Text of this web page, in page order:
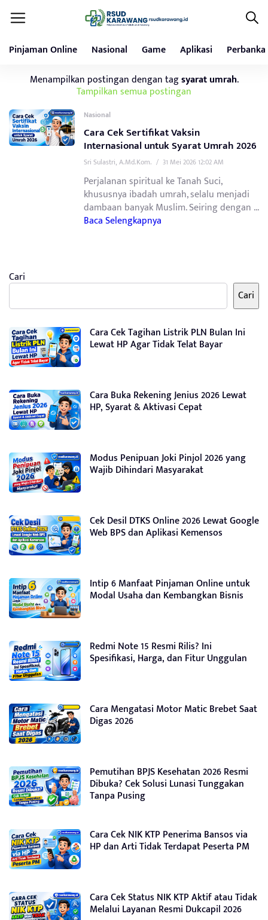
Pinjaman Online Nasional Game Aplikasi
Menampilkan postingan dengan tagsyarat umrah.
Tampilkan semua postingan
Nasional
Cara Cek Sertifikat Vaksin
Internasional untuk Syarat Umrah 2026
Sri Sulastri, A.Md.Kom. / 31 Mei 2026 12:02 AM
Perjalanan spiritual ke Tanah Suci,
khususnya ibadah umrah, selalu menjadi
dambaan banyak Muslim. Seiring dengan ...
Baca Selengkapnya
Cari
Cari
Cara Cek Tagihan Listrik PLN Bulan Ini
Lewat HP Agar Tidak Telat Bayar
Cara Buka Rekening Jenius 2026 Lewat
HP, Syarat & Aktivasi Cepat
Modus Penipuan Joki Pinjol 2026 yang
Wajib Dihindari Masyarakat
Cek Desil DTKS Online 2026 Lewat Google
Web BPS dan Aplikasi Kemensos
Intip 6 Manfaat Pinjaman Online untuk
Modal Usaha dan Kembangkan Bisnis
Redmi Note 15 Resmi Rilis? Ini
Spesifikasi, Harga, dan Fitur Unggulan
Cara Mengatasi Motor Matic Brebet Saat
Digas 2026
Pemutihan BPJS Kesehatan 2026 Resmi
Dibuka? Cek Solusi Lunasi Tunggakan
Tanpa Pusing
Cara Cek NIK KTP Penerima Bansos via
HP dan Arti Tidak Terdapat Peserta PM
Cara Cek Status NIK KTP Aktif atau Tidak
Melalui Layanan Resmi Dukcapil 2026